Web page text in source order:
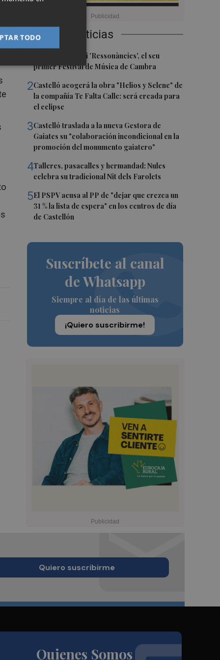
Últimas Noticias
Culla estrena hui 'Ressonàncies', el seu
primer Festival de Música de Cambra
2Castelló acogerá la obra "Helios y Selene" de
la compañía Te Falta Calle: será creada para
el eclipse
3Castelló traslada a la nueva Gestora de
Gaiates su "colaboración incondicional en la
promoción del monumento gaiatero"
4Talleres, pasacalles y hermandad: Nules
celebra su tradicional Nit dels Farolets
5El PSPV acusa al PP de "dejar que crezca un
31 % la lista de espera" en los centros de día
de Castellón
Suscríbete al canal
de Whatsapp
Siempre al día de las últimas
noticias
¡Quiero suscribirme!
Quiero suscribirme
Quienes Somos
TODO